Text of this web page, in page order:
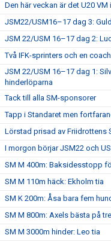
Den här veckan är det U20
JSM22/USM16–17 dag 3:
JSM 22/USM 16–17 dag 2:
Två IFK-sprinters och en
JSM 22/USM 16–17 dag 1:
hinderlöparna
Tack till alla SM-sponsorer
Tapp i Standaret men
Lörstad prisad av Friidrottens
I morgon börjar JSM22 och
SM M 400m: Baksidesstopp
SM M 110m häck: Ekholm tia
SM K 200m: Åsa bara fem
SM M 800m: Axels bästa på
SM M 3000m hinder: Leo tia